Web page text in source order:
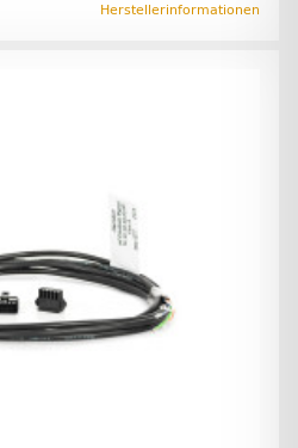
Herstellerinformationen